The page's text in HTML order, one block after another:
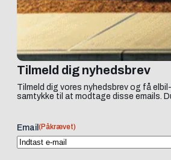
Tilmeld dig nyhedsbrev
Tilmeld dig vores nyhedsbrev og få
samtykke til at modtage disse emails.
Email (Påkrævet)